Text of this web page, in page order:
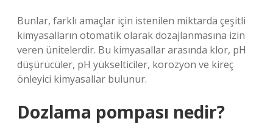
Bunlar, farklı amaçlar için istenilen miktarda çeşitli
kimyasalların otomatik olarak dozajlanmasına izin
veren ünitelerdir. Bu kimyasallar arasında klor, pH
düşürücüler, pH yükselticiler, korozyon ve kireç
önleyici kimyasallar bulunur.
Dozlama pompası nedir?